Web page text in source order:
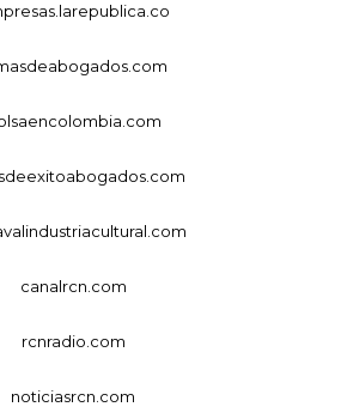
canalrcn.com
rcnradio.com
noticiasrcn.com